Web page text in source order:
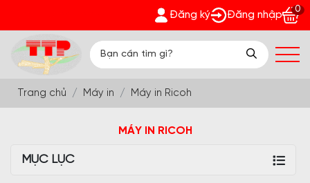
Trường Thịnh Phát - Nhận quà bất ngờ Đón Hè Sang chi
Đăng ký Đăng nhập
0
Trang chủ Máy in Máy in Ricoh
MÁY IN RICOH
MỤC LỤC